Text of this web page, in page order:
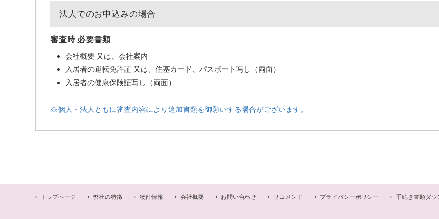
法人でのお申込みの場合
審査時 必要書類
会社概要 又は、会社案内
入居者の運転免許証 又は、住基カード、パスポート写し（両面）
入居者の健康保険証写し（両面）
※個人・法人ともに審査内容により追加書類を御願いする場合がございます。
トップページ 弊社の特徴 物件情報 会社概要 お問い合わせ リコメンド プライバシーポリシー 手続き書類ダウ